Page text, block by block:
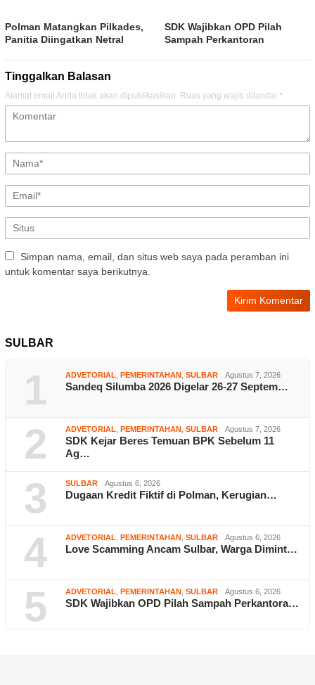
Polman Matangkan Pilkades,
Panitia Diingatkan Netral
SDK Wajibkan OPD Pilah
Sampah Perkantoran
Tinggalkan Balasan
Alamat email Anda tidak akan dipublikasikan. Ruas yang wajib ditandai *
Simpan nama, email, dan situs web saya pada peramban ini
untuk komentar saya berikutnya.
SULBAR
1 ADVETORIAL PEMERINTAHAN SULBAR Agustus 7, 2026
Sandeq Silumba 2026 Digelar 26-27 Septem…
2 ADVETORIAL PEMERINTAHAN SULBAR Agustus 7, 2026
SDK Kejar Beres Temuan BPK Sebelum 11
Ag…
3 SULBAR Agustus 6, 2026
Dugaan Kredit Fiktif di Polman, Kerugian…
4 ADVETORIAL PEMERINTAHAN SULBAR Agustus 6, 2026
Love Scamming Ancam Sulbar, Warga Dimint…
5 ADVETORIAL PEMERINTAHAN SULBAR Agustus 6, 2026
SDK Wajibkan OPD Pilah Sampah Perkantora…